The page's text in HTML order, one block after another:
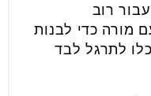
רוב
מורה כדי לבנות
לתרגל לבד